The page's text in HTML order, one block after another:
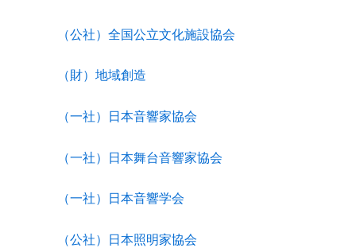
（公社）全国公立文化施設協会
（財）地域創造
（一社）日本音響家協会
（一社）日本舞台音響家協会
（一社）日本音響学会
（公社）日本照明家協会